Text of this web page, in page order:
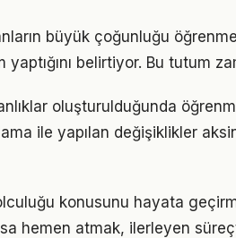
büyük çoğunluğu
yaptığını belirtiyor. Bu tutum
oluşturulduğunda
ile yapılan değişiklikler
konusunu hayata
hemen atmak, ilerleyen